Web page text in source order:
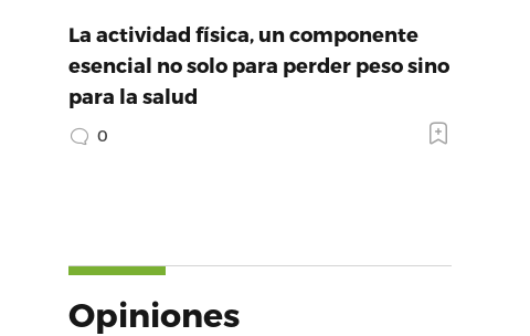
La actividad física, un componente
esencial no solo para perder peso sino
para la salud
0
Opiniones